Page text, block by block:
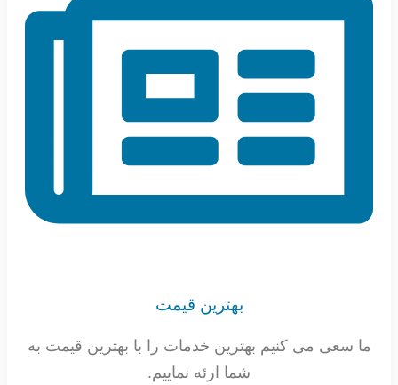
بهترین قیمت
ما سعی می کنیم بهترین خدمات را با بهترین قیمت به
شما ارئه نماییم.